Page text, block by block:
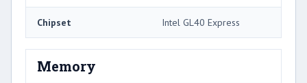
Chipset Intel GL40 Express
Memory